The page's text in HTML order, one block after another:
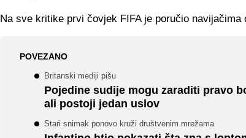
Na sve kritike prvi čovjek FIFA je poručio navijačima
POVEZANO
Britanski mediji pišu
Pojedine sudije mogu zaraditi pravo
ali postoji jedan uslov
Stari snimak ponovo kruži društvenim mrežama